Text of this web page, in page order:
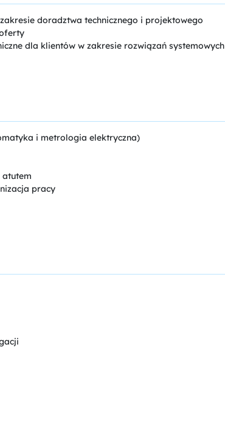
doradztwa technicznego i projektowego
dla klientów w zakresie rozwiązań systemowych
i metrologia elektryczna)
pracy